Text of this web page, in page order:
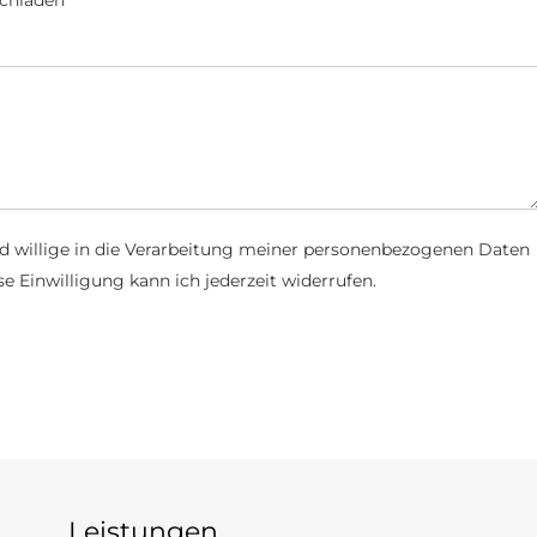
willige in die Verarbeitung meiner personenbezogenen Daten
Einwilligung kann ich jederzeit widerrufen.